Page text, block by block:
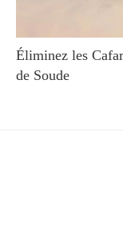
Éliminez les
de Soude